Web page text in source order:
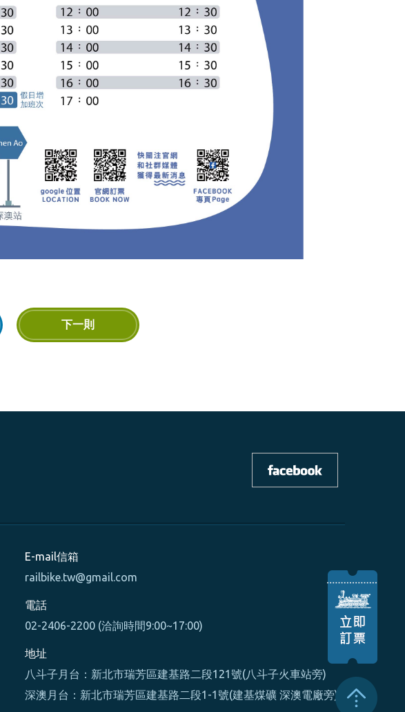
下一則
E-mail信箱
railbike.tw@gmail.com
電話
02-2406-2200 (洽詢時間9:00~17:00)
地址
八斗子月台：新北市瑞芳區建基路二段121號(八斗子火車站旁)
深澳月台：新北市瑞芳區建基路二段1-1號(建基煤礦 深澳電廠旁)